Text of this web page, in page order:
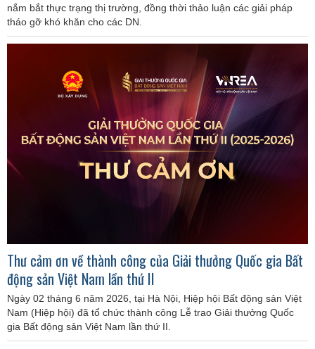
nắm bắt thực trạng thị trường, đồng thời thảo luận các giải pháp
tháo gỡ khó khăn cho các DN.
Thư cảm ơn về thành công của Giải thưởng Quốc gia Bất
động sản Việt Nam lần thứ II
Ngày 02 tháng 6 năm 2026, tại Hà Nội, Hiệp hội Bất động sản Việt
Nam (Hiệp hội) đã tổ chức thành công Lễ trao Giải thưởng Quốc
gia Bất động sản Việt Nam lần thứ II.